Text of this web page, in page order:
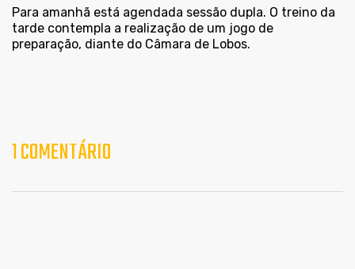
Para amanhã está agendada sessão dupla. O treino da
tarde contempla a realização de um jogo de
preparação, diante do Câmara de Lobos.
1 COMENTÁRIO